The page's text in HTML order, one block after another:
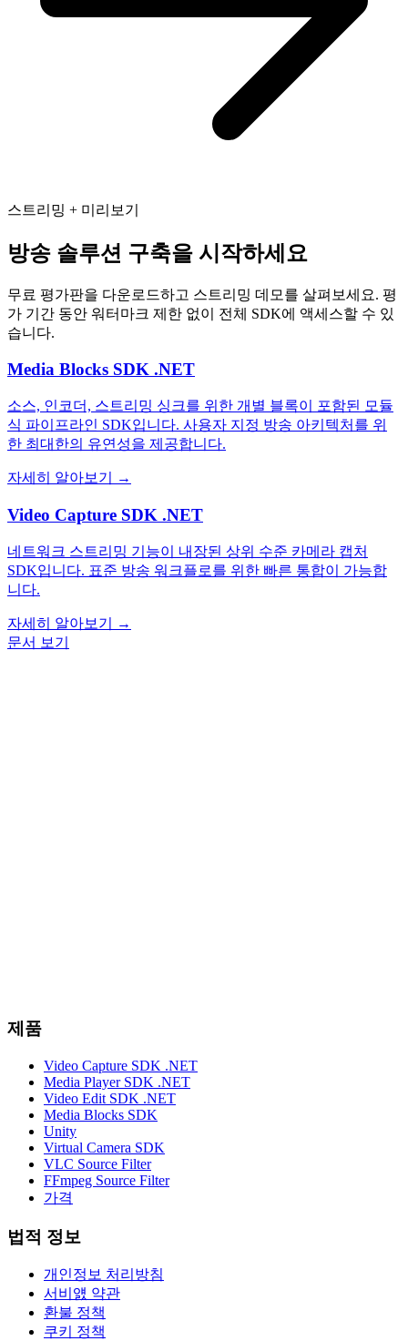
스트리밍 + 미리보기
방송 솔루션 구축을 시작하세요
무료 평가판을 다운로드하고 스트리밍 데모를 살펴보세요. 평
가 기간 동안 워터마크 제한 없이 전체 SDK에 액세스할 수 있
습니다.
Media Blocks SDK .NET
소스, 인코더, 스트리밍 싱크를 위한 개별 블록이 포함된 모듈
식 파이프라인 SDK입니다. 사용자 지정 방송 아키텍처를 위
한 최대한의 유연성을 제공합니다.
자세히 알아보기 →
Video Capture SDK .NET
네트워크 스트리밍 기능이 내장된 상위 수준 카메라 캡처
SDK입니다. 표준 방송 워크플로를 위한 빠른 통합이 가능합
니다.
자세히 알아보기
→
문서 보기
제품
Video Capture SDK .NET
Media Player SDK .NET
Video Edit SDK .NET
Media Blocks SDK
Unity
Virtual Camera SDK
VLC Source Filter
FFmpeg Source Filter
가격
법적 정보
개인정보 처리방침
서비얤 약관
환불 정책
쿠키 정책